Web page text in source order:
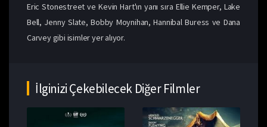
Eric Stonestreet ve Kevin Hart'ın yanı sıra Ellie Kemper, Lake
Bell, Jenny Slate, Bobby Moynihan, Hannibal Buress ve Dana
Carvey gibi isimler yer alıyor.
İlginizi Çekebilecek Diğer Filmler